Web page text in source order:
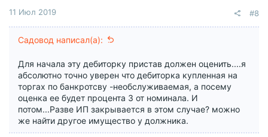
11 Июл 2019 #8
Садовод написал(а):
Для начала эту дебиторку пристав должен оценить....я
абсолютно точно уверен что дебиторка купленная на
торгах по банкротсву -необслуживаемая, а посему
оценка ее будет процента 3 от номинала. И
потом...Разве ИП закрывается в этом случае? можно
же найти другое имущество у должника.